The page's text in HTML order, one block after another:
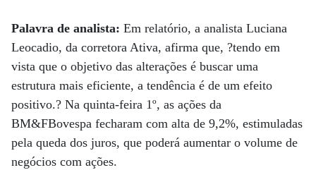
Palavra de analista: Em relatório, a analista Luciana
Leocadio, da corretora Ativa, afirma que, ?tendo em
vista que o objetivo das alterações é buscar uma
estrutura mais eficiente, a tendência é de um efeito
positivo.? Na quinta-feira 1º, as ações da
BM&FBovespa fecharam com alta de 9,2%, estimuladas
pela queda dos juros, que poderá aumentar o volume de
negócios com ações.